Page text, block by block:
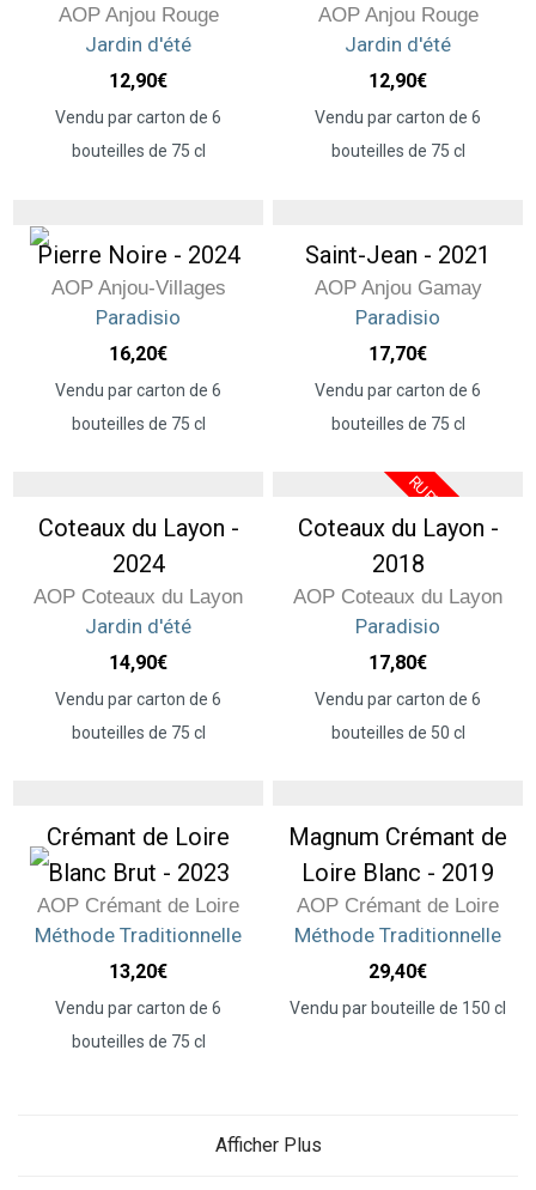
AOP Anjou Rouge
Jardin d'été
12,90€
Vendu par carton de 6
bouteilles de 75 cl
AOP Anjou Rouge
Jardin d'été
12,90€
Vendu par carton de 6
bouteilles de 75 cl
Pierre Noire - 2024
AOP Anjou-Villages
Paradisio
16,20€
Vendu par carton de 6
bouteilles de 75 cl
Saint-Jean - 2021
AOP Anjou Gamay
Paradisio
17,70€
Vendu par carton de 6
bouteilles de 75 cl
Coteaux du Layon -
2024
AOP Coteaux du Layon
Jardin d'été
14,90€
Vendu par carton de 6
bouteilles de 75 cl
Coteaux du Layon -
2018
AOP Coteaux du Layon
Paradisio
17,80€
Vendu par carton de 6
bouteilles de 50 cl
Crémant de Loire
Blanc Brut - 2023
AOP Crémant de Loire
Méthode Traditionnelle
13,20€
Vendu par carton de 6
bouteilles de 75 cl
Magnum Crémant de
Loire Blanc - 2019
AOP Crémant de Loire
Méthode Traditionnelle
29,40€
Vendu par bouteille de 150 cl
Afficher Plus